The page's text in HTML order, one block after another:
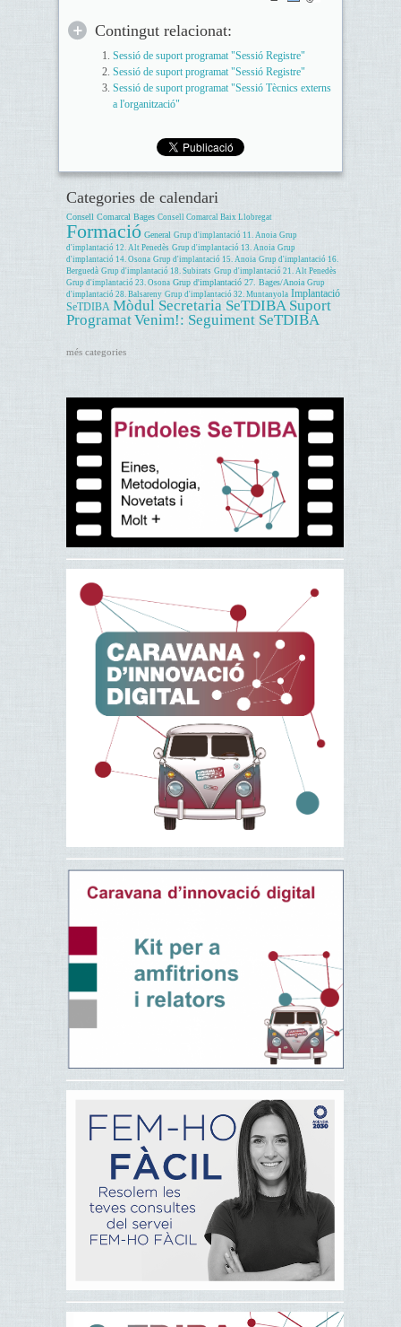
Contingut relacionat:
Sessió de suport programat "Sessió Registre"
Sessió de suport programat "Sessió Registre"
Sessió de suport programat "Sessió Tècnics externs
a l'organització"
Categories de calendari
Consell Comarcal Bages Consell Comarcal Baix Llobregat
Formació General Grup d'implantació 11. Anoia Grup
d'implantació 12. Alt Penedès Grup d'implantació 13. Anoia Grup
d'implantació 14. Osona Grup d'implantació 15. Anoia Grup d'implantació 16.
Berguedà Grup d'implantació 18. Subirats Grup d'implantació 21. Alt Penedès
Grup d'implantació 23. Osona Grup d'implantació 27. Bages/Anoia Grup
d'implantació 28. Balsareny Grup d'implantació 32. Muntanyola Implantació
SeTDIBA Mòdul Secretaria SeTDIBA Suport
ProgramatVenim!: Seguiment SeTDIBA
més categories